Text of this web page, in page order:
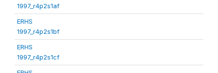
1997_r4p2s1af
ERHS
1997_r4p2s1bf
ERHS
1997_r4p2s1cf